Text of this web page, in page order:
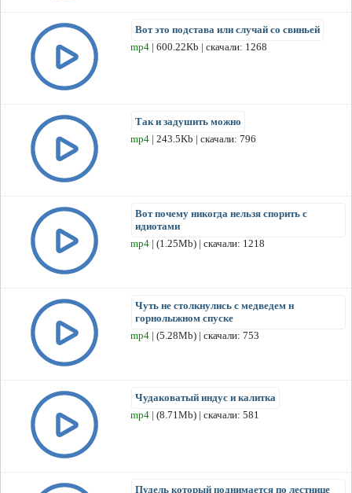
Вот это подстава или случай со свиньей
mp4 | 600.22Kb | скачали: 1268
Так и задушить можно
mp4 | 243.5Kb | скачали: 796
Вот почему никогда нельзя спорить с
идиотами
mp4 | (1.25Mb) | скачали: 1218
Чуть не столкнулись с медведем н
горнолыжном спуске
mp4 | (5.28Mb) | скачали: 753
Чудаковатый индус и калитка
mp4 | (8.71Mb) | скачали: 581
Пудель который поднимается по лестнице